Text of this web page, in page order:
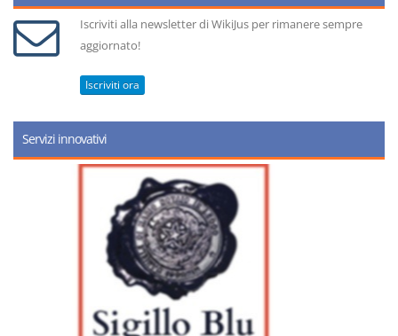
Iscriviti alla newsletter di WikiJus per rimanere sempre
aggiornato!
Iscriviti ora
Servizi innovativi